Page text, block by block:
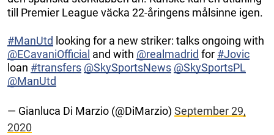
till Premier League väcka 22-åringens målsinne igen.
#ManUtd looking for a new striker: talks ongoing with
@ECavaniOfficial and with @realmadrid for #Jovic
loan #transfers @SkySportsNews @SkySportsPL
@ManUtd
— Gianluca Di Marzio (@DiMarzio) September 29,
2020